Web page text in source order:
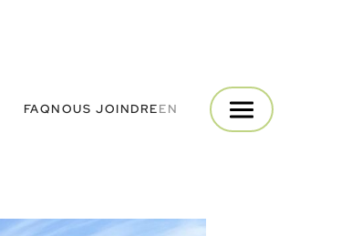
FAQNOUS JOINDREEN